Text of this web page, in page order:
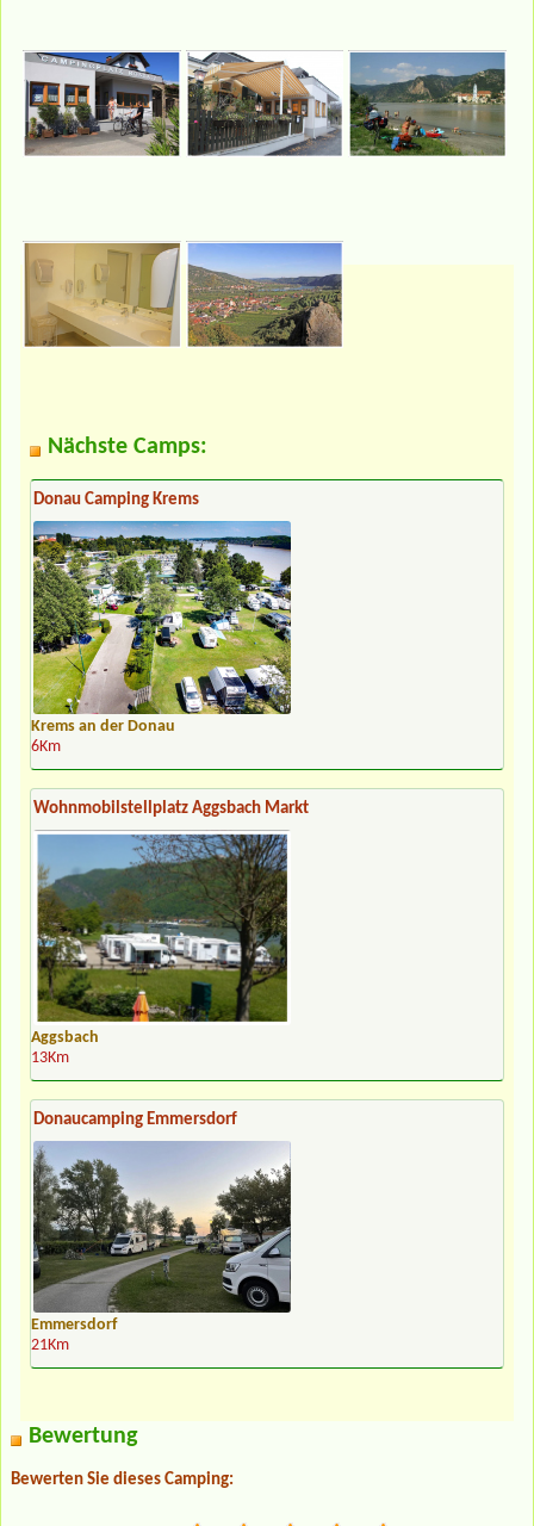
Nächste Camps:
Donau Camping Krems
Krems an der Donau
6Km
Wohnmobilstellplatz Aggsbach Markt
Aggsbach
13Km
Donaucamping Emmersdorf
Emmersdorf
21Km
Bewertung
Bewerten Sie dieses Camping: